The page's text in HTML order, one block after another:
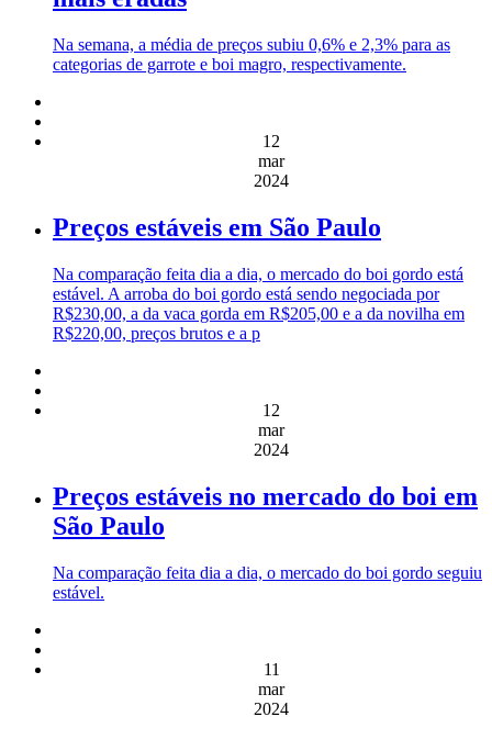
Na semana, a média de preços subiu 0,6% e 2,3% para as
categorias de garrote e boi magro, respectivamente.
12
mar
2024
Preços estáveis em São Paulo
Na comparação feita dia a dia, o mercado do boi gordo está
estável. A arroba do boi gordo está sendo negociada por
R$230,00, a da vaca gorda em R$205,00 e a da novilha em
R$220,00, preços brutos e a p
12
mar
2024
Preços estáveis no mercado do boi em
São Paulo
Na comparação feita dia a dia, o mercado do boi gordo seguiu
estável.
11
mar
2024